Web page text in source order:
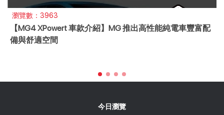
瀏覽數：3963
【MG4 XPowert 車款介紹】MG 推出高性能純電車豐富配
備與舒適空間
今日瀏覽